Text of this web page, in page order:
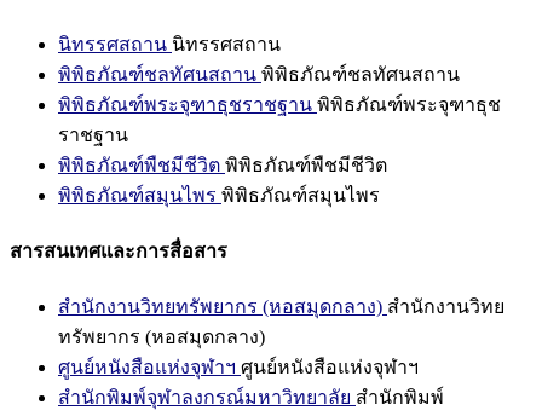
นิทรรศสถาน นิทรรศสถาน
พิพิธภัณฑ์ชลทัศนสถาน พิพิธภัณฑ์ชลทัศนสถาน
พิพิธภัณฑ์พระจุฑาธุชราชฐาน พิพิธภัณฑ์พระจุฑาธุช
ราชฐาน
พิพิธภัณฑ์พืชมีชีวิต พิพิธภัณฑ์พืชมีชีวิต
พิพิธภัณฑ์สมุนไพร พิพิธภัณฑ์สมุนไพร
สารสนเทศและการสื่อสาร
สำนักงานวิทยทรัพยากร (หอสมุดกลาง) สำนักงานวิทย
ทรัพยากร (หอสมุดกลาง)
ศูนย์หนังสือแห่งจุฬาฯ ศูนย์หนังสือแห่งจุฬาฯ
สำนักพิมพ์จุฬาลงกรณ์มหาวิทยาลัย สำนักพิมพ์